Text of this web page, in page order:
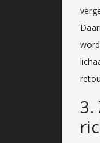
3.